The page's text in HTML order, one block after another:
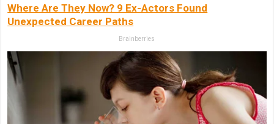
Where Are They Now? 9 Ex-Actors Found
Unexpected Career Paths
Brainberries